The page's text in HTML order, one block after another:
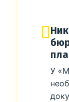
У